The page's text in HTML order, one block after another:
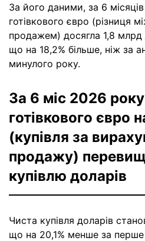
За його даними, за 6
готівкового євро (різниця
продажем) досягла 1,8 млрд
що на 18,2% більше, ніж за
минулого року.
За 6 міс 2026
готівкового євро
(купівля за
продажу)
купівлю доларів
Чиста купівля доларів
що на 20,1% менше за перше